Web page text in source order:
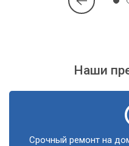
Наши
Срочный ремонт на